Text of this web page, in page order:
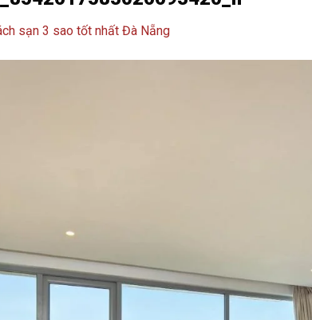
sạn 3 sao tốt nhất Đà Nẵng